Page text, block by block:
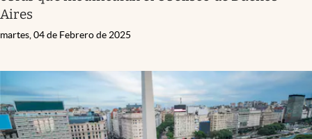
Aires
martes, 04 de Febrero de 2025